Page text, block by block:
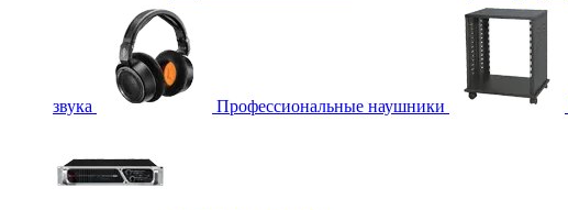
звука Профессиональные наушники